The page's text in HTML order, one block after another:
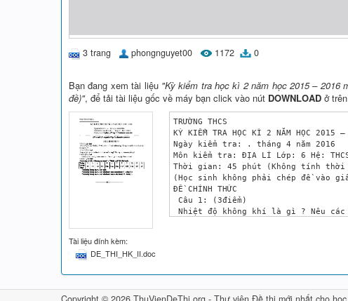
3 trang phongnguyet00 1172 0
Bạn đang xem tài liệu "Kỳ kiểm tra học kì 2 năm học 2015 –
đề)", để tải tài liệu gốc về máy bạn click vào nút DOWNLOAD ở trên
TRƯỜNG THCS
KỲ KIỂM TRA HỌC KÌ 2 NĂM HỌC 2015
Ngày kiểm tra: . tháng 4 năm 2016
Môn kiểm tra: ĐỊA LÍ Lớp: 6 Hệ:
Thời gian: 45 phút (Không tính thời
(Học sinh không phải chép đề vào
ĐỀ CHÍNH THỨC
Câu 1: (3điểm)
Nhiệt độ không khí là gì ? Nêu
Cho bảng số liệu về lượng mưa(mm)
Tháng
Tài liệu đính kèm:
DE_THI_HK_II.doc